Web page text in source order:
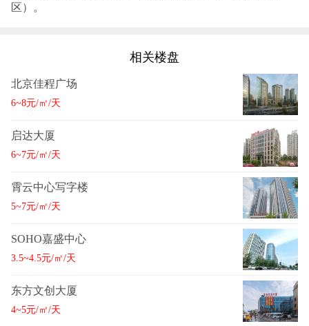
区）。
相关楼盘
北京佳程广场
6~8元/㎡/天
启达大厦
6~7元/㎡/天
霄云中心写字楼
5~7元/㎡/天
SOHO嘉盛中心
3.5~4.5元/㎡/天
东方文创大厦
4~5元/㎡/天